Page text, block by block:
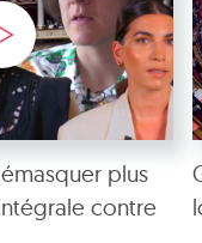
plus
contre